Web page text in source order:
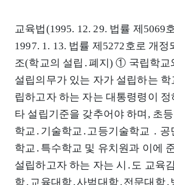
교육법(1995. 12. 29. 법률 제5069
1997. 1. 13. 법률 제5272호로 개정
조(학교의 설립․폐지) ① 국립학교
설립의무가 있는 자가 설립하는 학
립하고자 하는 자는 대통령령이 정
타 설립기준을 갖추어야 하며, 초
학교․기술학교․고등기술학교 ․ 공
학교․특수학교 및 유치원과 이에
설립하고자 하는 자는 시․도 교육
학․교육대학․사범대학․전문대학․